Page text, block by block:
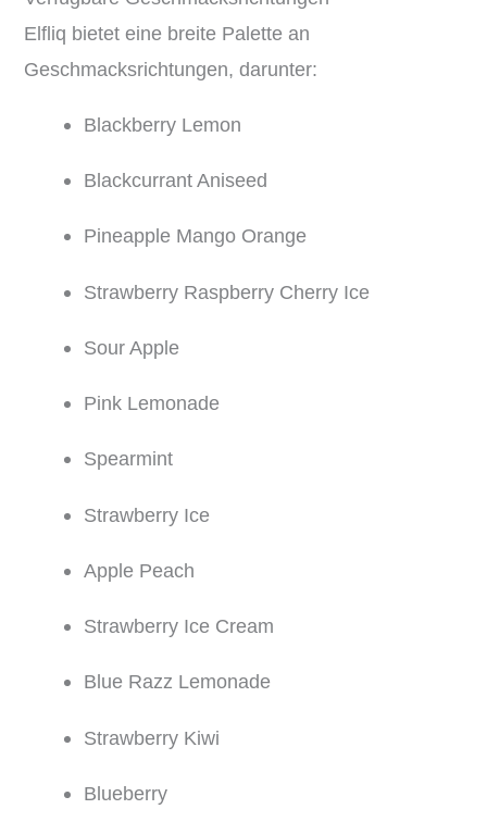
Elfliq bietet eine breite Palette an
Geschmacksrichtungen, darunter:
Blackberry Lemon
Blackcurrant Aniseed
Pineapple Mango Orange
Strawberry Raspberry Cherry Ice
Sour Apple
Pink Lemonade
Spearmint
Strawberry Ice
Apple Peach
Strawberry Ice Cream
Blue Razz Lemonade
Strawberry Kiwi
Blueberry